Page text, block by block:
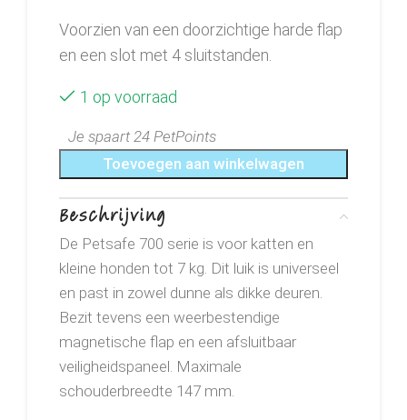
Voorzien van een doorzichtige harde flap
en een slot met 4 sluitstanden.
1 op voorraad
Je spaart 24 PetPoints
Toevoegen aan winkelwagen
Beschrijving
De Petsafe 700 serie is voor katten en
kleine honden tot 7 kg. Dit luik is universeel
en past in zowel dunne als dikke deuren.
Bezit tevens een weerbestendige
magnetische flap en een afsluitbaar
veiligheidspaneel. Maximale
schouderbreedte 147 mm.